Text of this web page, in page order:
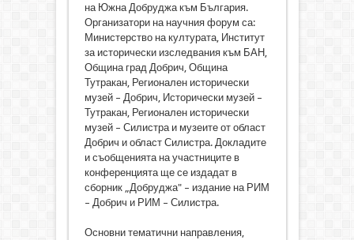
на Южна Добруджа към България.
Организатори на научния форум са:
Министерство на културата, Институт
за исторически изследвания към БАН,
Община град Добрич, Община
Тутракан, Регионален исторически
музей – Добрич, Исторически музей –
Тутракан, Регионален исторически
музей – Силистра и музеите от област
Добрич и област Силистра. Докладите
и съобщенията на участниците в
конференцията ще се издадат в
сборник „Добруджа" – издание на РИМ
– Добрич и РИМ – Силистра.
Основни тематични направления,